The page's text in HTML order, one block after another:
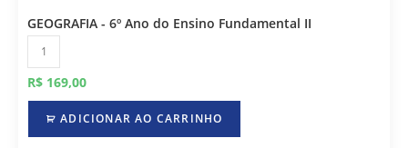
GEOGRAFIA - 6º Ano do Ensino Fundamental II
R$ 169,00
ADICIONAR AO CARRINHO